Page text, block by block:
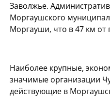
Заволжье.
Моргаушского
Моргауши, что в 47 км от
Наиболее крупные,
значимые организации
действующие в